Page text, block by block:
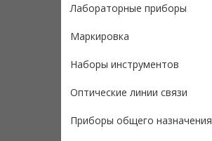
Лабораторные приборы
Маркировка
Наборы инструментов
Оптические линии связи
Приборы общего назначения